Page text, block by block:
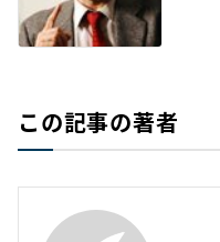
この記事の著者